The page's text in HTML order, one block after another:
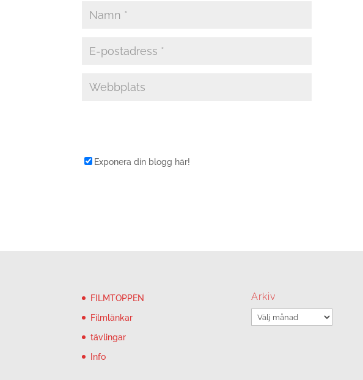
Exponera din blogg här!
FILMTOPPEN
Filmlänkar
tävlingar
Info
Arkiv
Arkiv